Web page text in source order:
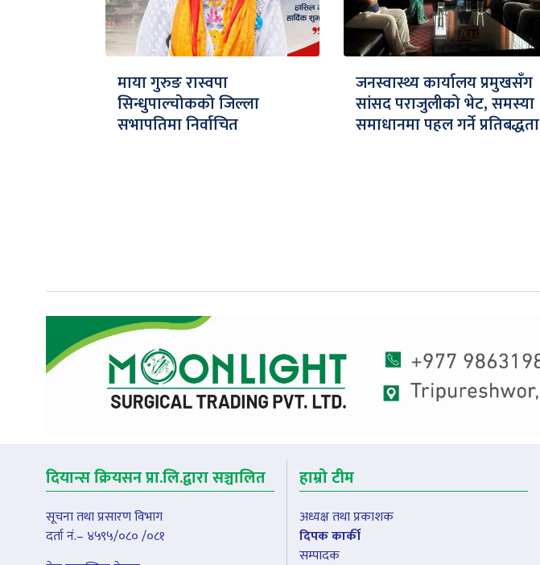
माया गुरुङ रास्वपा
सिन्धुपाल्चोकको जिल्ला
सभापतिमा निर्वाचित
जनस्वास्थ्य कार्यालय प्रमुखसँग
सांसद पराजुलीको भेट, समस्या
समाधानमा पहल गर्ने प्रतिबद्धता
दियान्स क्रियसन प्रा.लि.द्वारा सञ्चालित
सूचना तथा प्रसारण विभाग
दर्ता नं.– ४५९५/०८० /०८१
हाम्रो टीम
अध्यक्ष तथा प्रकाशक
दिपक कार्की
सम्पादक